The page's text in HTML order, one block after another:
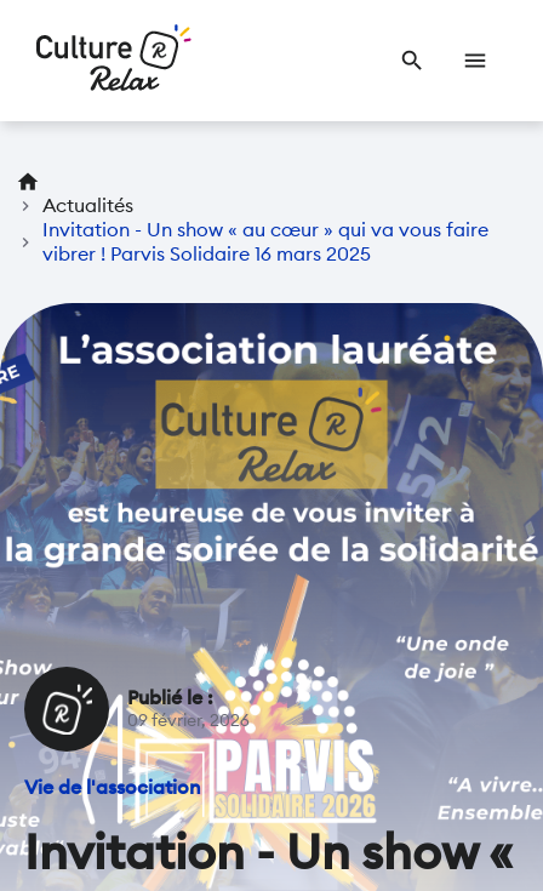
search menu
home
chevron_right
Actualités
chevron_right
Invitation - Un show « au cœur » qui va vous faire
vibrer ! Parvis Solidaire 16 mars 2025
Publié le :
09 février, 2026
Vie de l'association
Invitation - Un show «